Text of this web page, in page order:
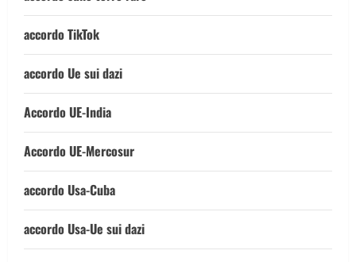
accordo TikTok
accordo Ue sui dazi
Accordo UE-India
Accordo UE-Mercosur
accordo Usa-Cuba
accordo Usa-Ue sui dazi